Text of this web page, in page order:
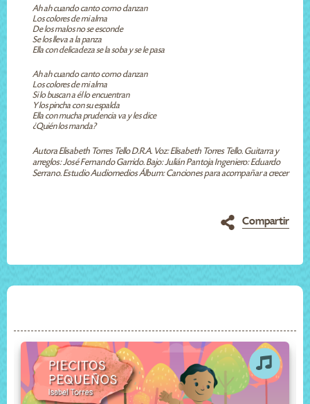
Ah ah cuando canto como danzan
Los colores de mi alma
De los malos no se esconde
Se los lleva a la panza
Ella con delicadeza se la soba y se le pasa
Ah ah cuando canto como danzan
Los colores de mi alma
Si lo buscan a él lo encuentran
Y los pincha con su espalda
Ella con mucha prudencia va y les dice
¿Quién los manda?
Autora Elisabeth Torres Tello D.R.A. Voz: Elisabeth Torres Tello. Guitarra y
arreglos: José Fernando Garrido. Bajo: Julián Pantoja Ingeniero: Eduardo
Serrano. Estudio Audiomedios Álbum: Canciones para acompañar a crecer
Compartir